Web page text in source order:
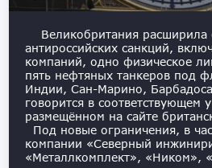
Великобритания расширила
антироссийских санкций,
компаний, одно физическое
пять нефтяных танкеров под
Индии, Сан-Марино,
говорится в соответствующем
размещённом на сайте
Под новые ограничения, в
компании «Северный
«Металлкомплект», «Ником»,